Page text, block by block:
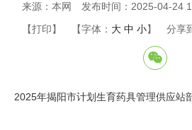
来源：本网 发布时间：2025-04-24
【打印】 【字体： 大 中 小】 分享
2025年揭阳市计划生育药具管理供应站